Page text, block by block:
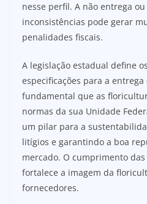
nesse perfil. A não entrega
inconsistências pode gerar
penalidades fiscais.
A legislação estadual define
especificações para a
fundamental que as
normas da sua Unidade
um pilar para a
litígios e garantindo a boa
mercado. O cumprimento
fortalece a imagem da
fornecedores.